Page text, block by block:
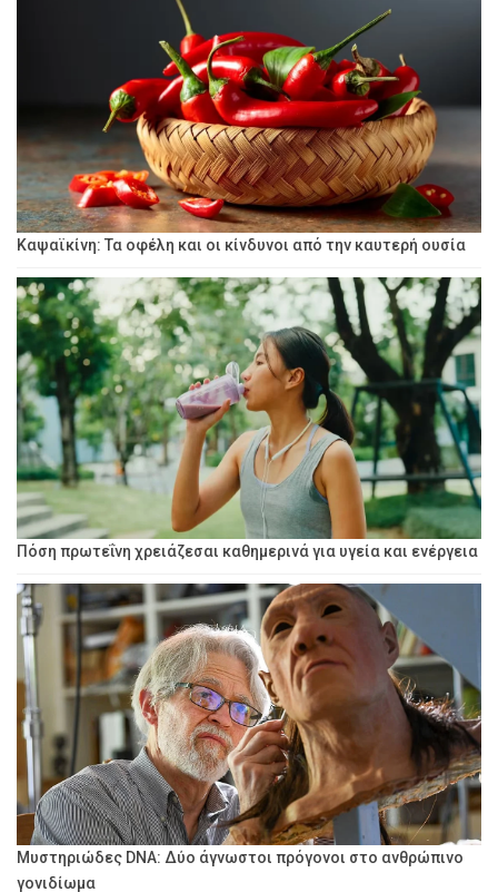
Καψαϊκίνη: Τα οφέλη και οι κίνδυνοι από την καυτερή ουσία
Πόση πρωτεΐνη χρειάζεσαι καθημερινά για υγεία και ενέργεια
Μυστηριώδες DNA: Δύο άγνωστοι πρόγονοι στο ανθρώπινο
γονιδίωμα